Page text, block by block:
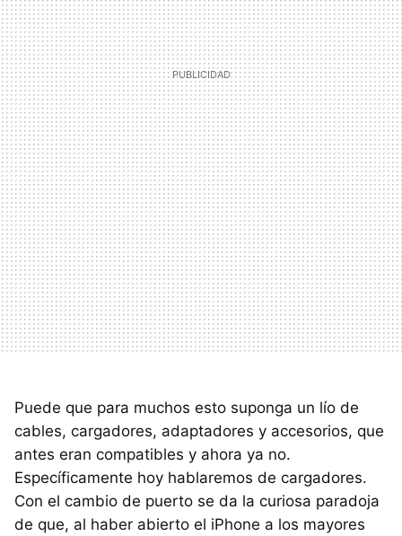
Puede que para muchos esto suponga un lío de
cables, cargadores, adaptadores y accesorios, que
antes eran compatibles y ahora ya no.
Específicamente hoy hablaremos de cargadores.
Con el cambio de puerto se da la curiosa paradoja
de que, al haber abierto el iPhone a los mayores